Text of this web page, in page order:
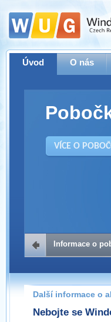
Úvod O nás
VÍCE O
Pokud máte
prosím
Informace o
Další informace o
Nebojte se